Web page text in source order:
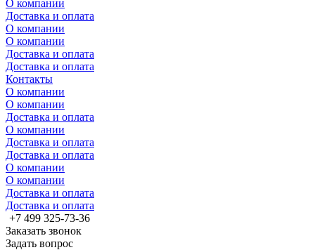
О компании
Доставка и оплата
О компании
О компании
Доставка и оплата
Доставка и оплата
Контакты
О компании
О компании
Доставка и оплата
О компании
Доставка и оплата
Доставка и оплата
О компании
О компании
Доставка и оплата
Доставка и оплата
+7 499 325-73-36
Заказать звонок
Задать вопрос